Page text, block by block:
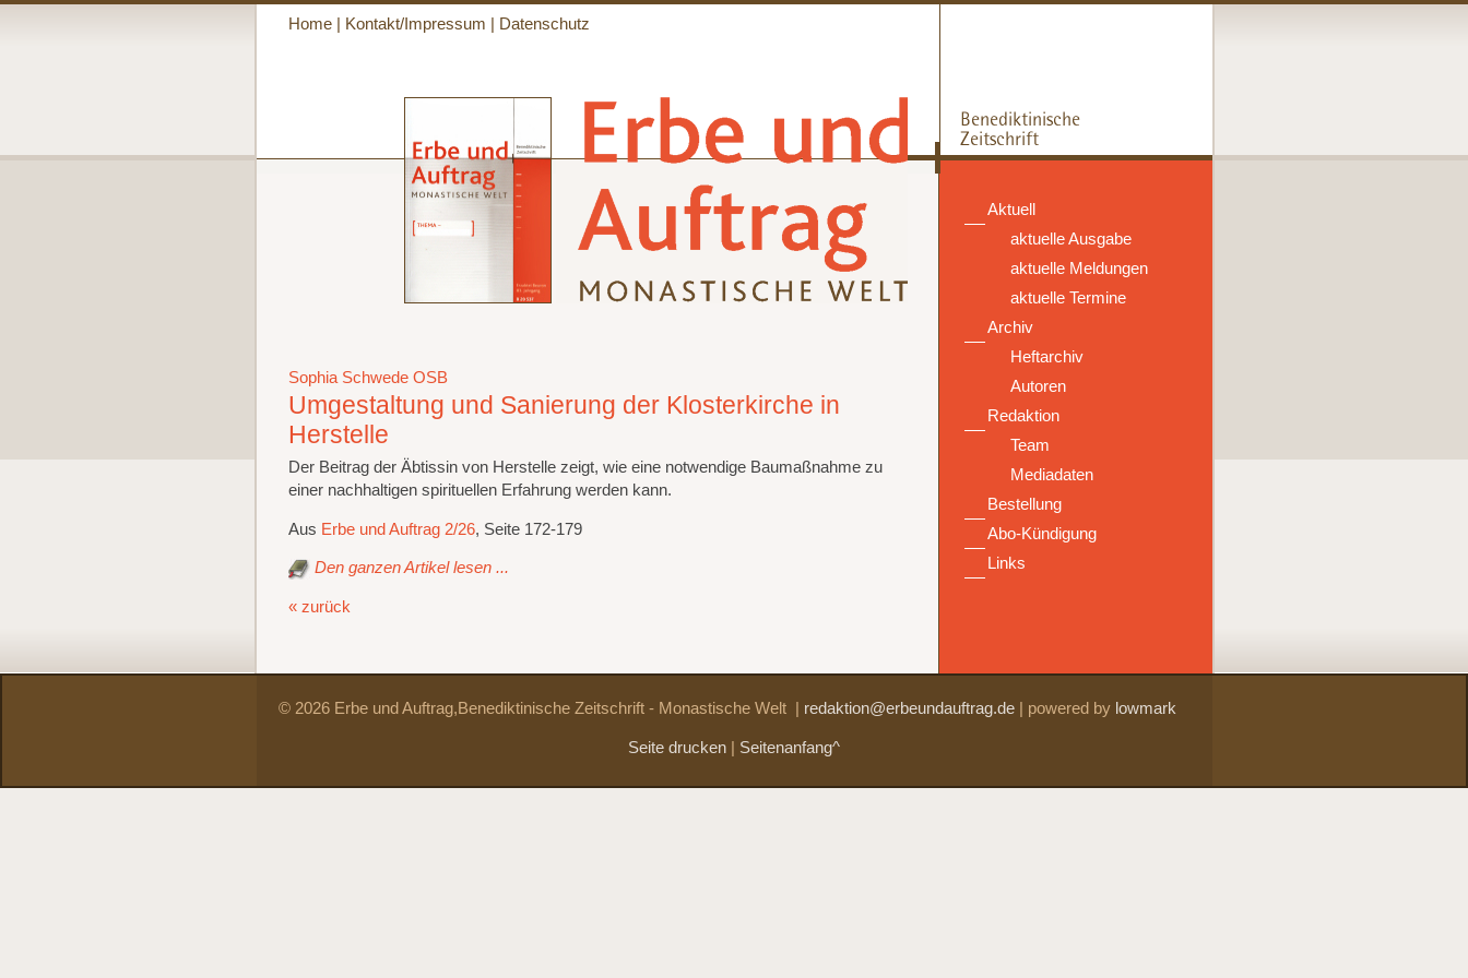
Home| Kontakt/Impressum Datenschutz
Aktuell
aktuelle Ausgabe
aktuelle Meldungen
aktuelle Termine
Archiv
Heftarchiv
Autoren
Redaktion
Team
Mediadaten
Bestellung
Abo-Kündigung
Links
Sophia Schwede OSB
Umgestaltung und Sanierung der Klosterkirche in
Herstelle
Der Beitrag der Äbtissin von Herstelle zeigt, wie eine notwendige Baumaßnahme zu
einer nachhaltigen spirituellen Erfahrung werden kann.
Aus Erbe und Auftrag 2/26, Seite 172-179
Den ganzen Artikel lesen ...
« zurück
© 2026 Erbe und Auftrag,Benediktinische Zeitschrift - Monastische Welt redaktion@erbeundauftrag.de| powered by lowmark
Seite drucken Seitenanfang^